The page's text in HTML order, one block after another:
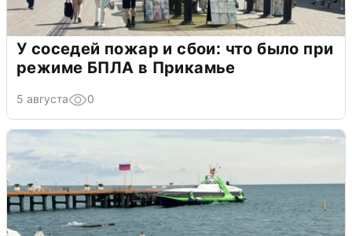
У соседей пожар и сбои: что было при
режиме БПЛА в Прикамье
5 августа 0